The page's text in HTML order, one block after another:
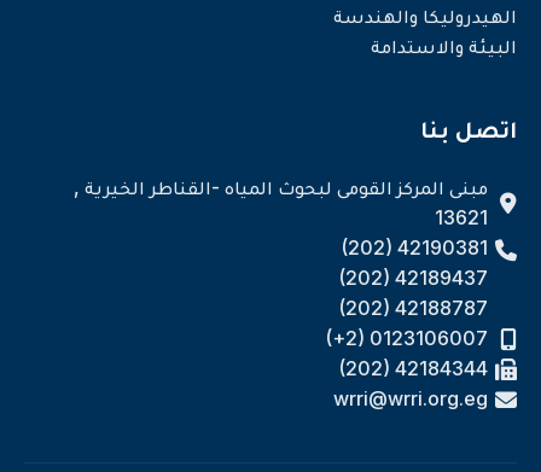
الهيدروليكا والهندسة
البيئة والاستدامة
اتصل بنا
مبنى المركز القومى لبحوث المياه -القناطر الخيرية ,
13621
(202) 42190381
(202) 42189437
(202) 42188787
(+2) 0123106007
(202) 42184344
wrri@wrri.org.eg